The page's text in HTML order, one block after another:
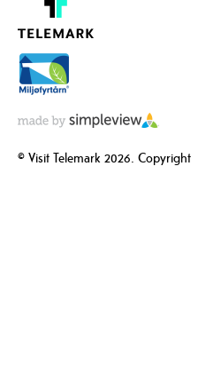
© Visit Telemark 2026. Copyright